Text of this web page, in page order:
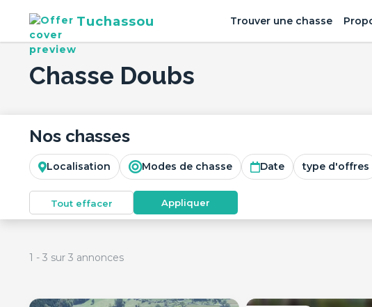
Tuchassou Trouver une chasse
Chasse Doubs
Nos chasses
Localisation Modes de chasse Date type d'offres
Tout effacer Appliquer
1 - 3 sur 3 annonces